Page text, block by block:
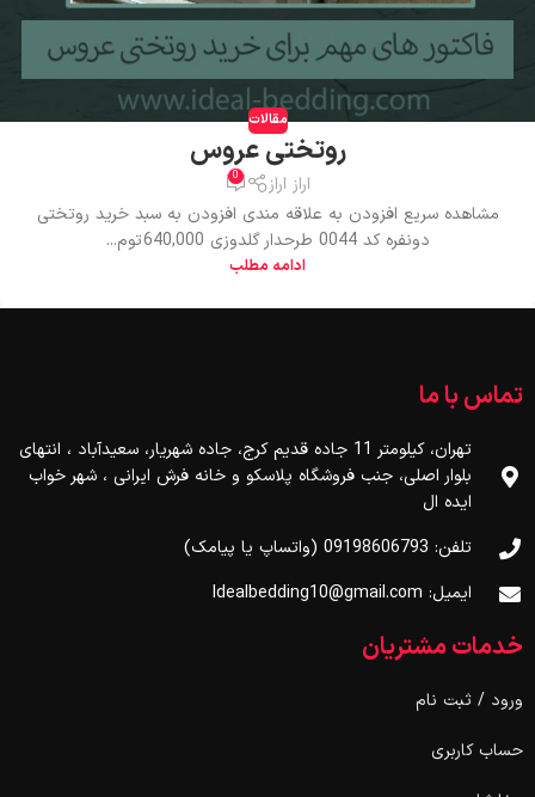
مقالات
روتختی عروس
اراز اراز 0
مشاهده سریع افزودن به علاقه مندی افزودن به سبد خرید روتختی
دونفره کد 0044 طرحدار گلدوزی 640,000 توم...
ادامه مطلب
تماس با ما
تهران، کیلومتر 11 جاده قدیم کرج، جاده شهریار، سعیدآباد ، انتهای
بلوار اصلی، جنب فروشگاه پلاسکو و خانه فرش ایرانی ، شهر خواب
ایده ال
تلفن: 09198606793 (واتساپ یا پیامک)
ایمیل: Idealbedding10@gmail.com
خدمات مشتریان
ورود / ثبت نام
حساب کاربری